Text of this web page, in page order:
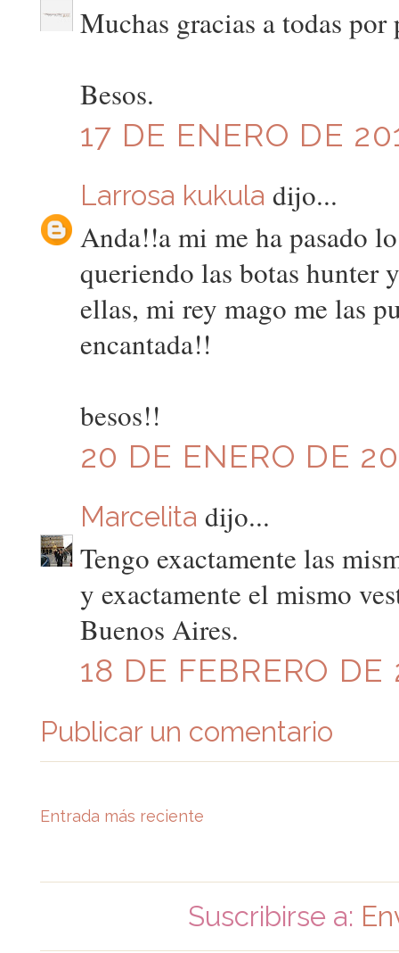
Muchas gracias a todas por
Besos.
17 DE ENERO DE
Larrosa kukula dijo...
Anda!!a mi me ha pasado
queriendo las botas hunter
ellas, mi rey mago me las
encantada!!
besos!!
20 DE ENERO DE
Marcelita dijo...
Tengo exactamente las
y exactamente el mismo
Buenos Aires.
18 DE FEBRERO DE
Publicar un comentario
Entrada más reciente
Suscribirse a: